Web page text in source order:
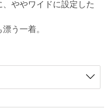
ややワイドに設定した
う一着。
Ricceri のチェック素
しいカラーリングと素